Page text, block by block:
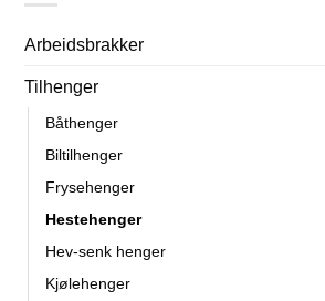
Arbeidsbrakker
Tilhenger
Båthenger
Biltilhenger
Frysehenger
Hestehenger
Hev-senk henger
Kjølehenger